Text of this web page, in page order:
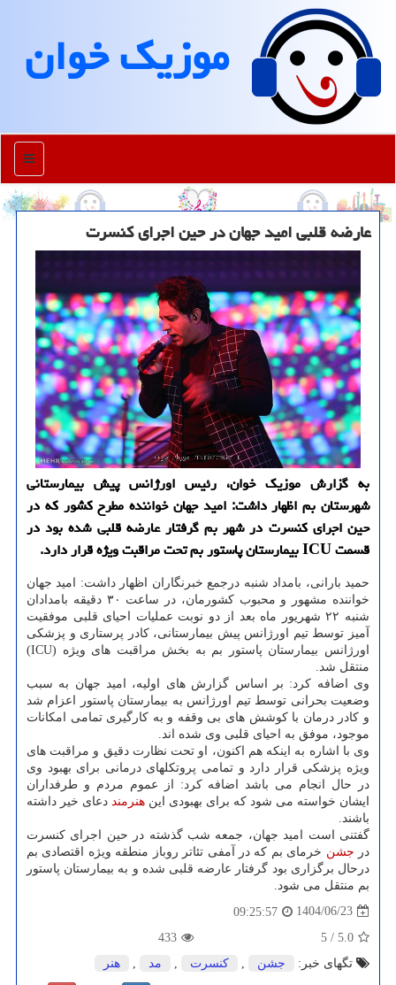
موزیك خوان
منو
عارضه قلبی امید جهان در حین اجرای کنسرت
به گزارش موزیک خوان، رئیس اورژانس پیش بیمارستانی
شهرستان بم اظهار داشت: امید جهان خواننده مطرح کشور که در
حین اجرای کنسرت در شهر بم گرفتار عارضه قلبی شده بود در
قسمت ICU بیمارستان پاستور بم تحت مراقبت ویژه قرار دارد.
حمید بارانی، بامداد شنبه درجمع خبرنگاران اظهار داشت: امید جهان
خواننده مشهور و محبوب کشورمان، در ساعت ۳۰ دقیقه بامدادان
شنبه ۲۲ شهریور ماه بعد از دو نوبت عملیات احیای قلبی موفقیت
آمیز توسط تیم اورژانس پیش بیمارستانی، کادر پرستاری و پزشکی
اورژانس بیمارستان پاستور بم به بخش مراقبت های ویژه (ICU)
منتقل شد.
وی اضافه کرد: بر اساس گزارش های اولیه، امید جهان به سبب
وضعیت بحرانی توسط تیم اورژانس به بیمارستان پاستور اعزام شد
و کادر درمان با کوشش های بی وقفه و به کارگیری تمامی امکانات
موجود، موفق به احیای قلبی وی شده اند.
وی با اشاره به اینکه هم اکنون، او تحت نظارت دقیق و مراقبت های
ویژه پزشکی قرار دارد و تمامی پروتکلهای درمانی برای بهبود وی
در حال انجام می باشد اضافه کرد: از عموم مردم و طرفداران
ایشان خواسته می شود که برای بهبودی این هنرمند دعای خیر داشته
باشند.
گفتنی است امید جهان، جمعه شب گذشته در حین اجرای کنسرت
در جشن خرمای بم که در آمفی تئاتر روباز منطقه ویژه اقتصادی بم
درحال برگزاری بود گرفتار عارضه قلبی شده و به بیمارستان پاستور
بم منتقل می شود.
1404/06/23
09:25:57
5.0
/
5
433
تگهای خبر:
جشن كنسرت مد هنر